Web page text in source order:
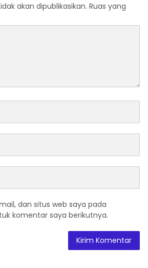
akan dipublikasikan. Ruas yang
dan situs web saya pada
komentar saya berikutnya.